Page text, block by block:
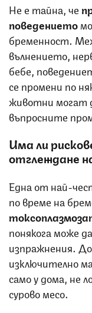
Не е тайна, че
поведението
бременност.
вълнението,
бебе,
се промени по
животни могат
въпросните
Има ли
отглеждане
Една от най-
по време на
понякога може
изпражнения.
изключително
само у дома, не
сурово месо.